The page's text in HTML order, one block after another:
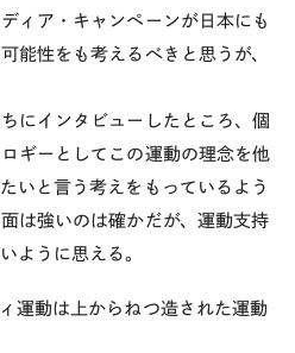
ィア・キャンペーンが日本にも
能性をも考えるべきと思うが、
にインタビューしたところ、個
ギーとしてこの運動の理念を他
いと言う考えをもっているよう
は強いのは確かだが、運動支持
ように思える。
運動は上からねつ造された運動